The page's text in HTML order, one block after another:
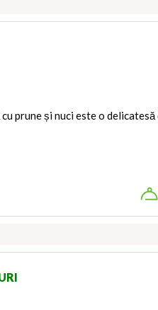
prune și nuci este o